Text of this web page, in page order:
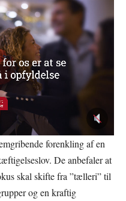
forenkling af en
De anbefaler at
skal skifte fra ”tælleri” til
og en kraftig